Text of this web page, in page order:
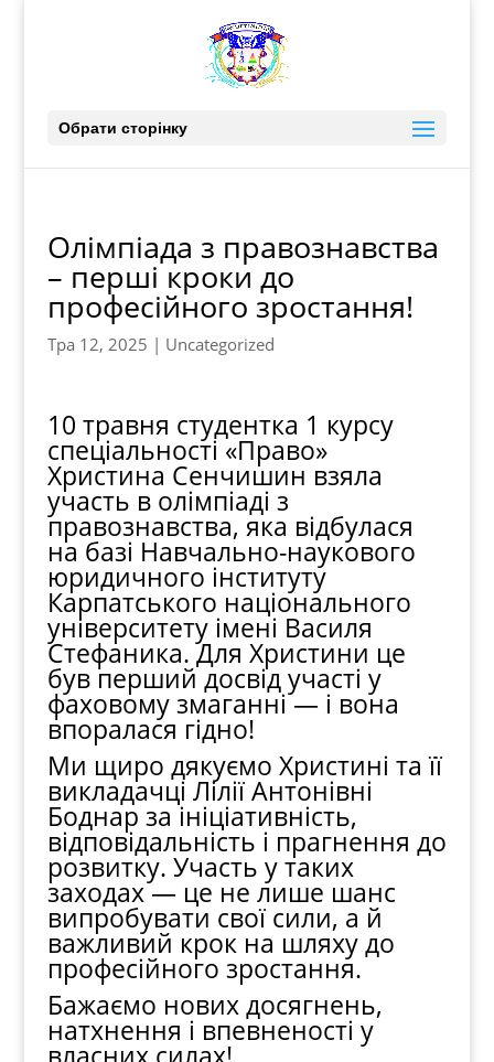
Обрати сторінку
Олімпіада з правознавства
– перші кроки до
професійного зростання!
Тра 12, 2025 | Uncategorized
10 травня студентка 1 курсу
спеціальності «Право»
Христина Сенчишин взяла
участь в олімпіаді з
правознавства, яка відбулася
на базі Навчально-наукового
юридичного інституту
Карпатського національного
університету імені Василя
Стефаника. Для Христини це
був перший досвід участі у
фаховому змаганні — і вона
впоралася гідно!
Ми щиро дякуємо Христині та її
викладачці Лілії Антонівні
Боднар за ініціативність,
відповідальність і прагнення до
розвитку. Участь у таких
заходах — це не лише шанс
випробувати свої сили, а й
важливий крок на шляху до
професійного зростання.
Бажаємо нових досягнень,
натхнення і впевненості у